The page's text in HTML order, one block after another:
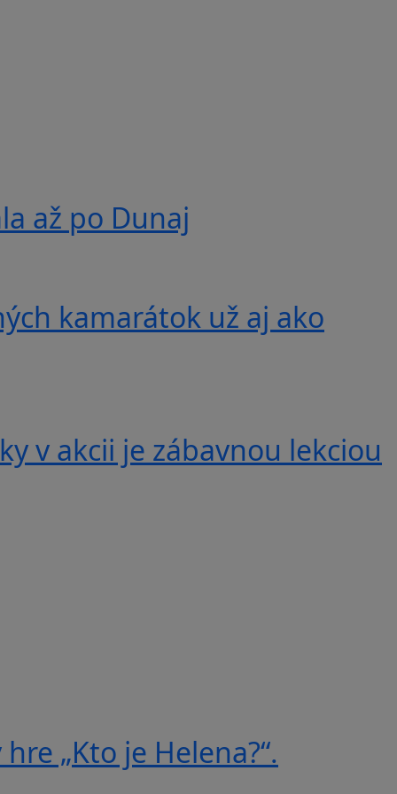
až po Dunaj
kamarátok už aj ako
v akcii je zábavnou lekciou
„Kto je Helena?“.